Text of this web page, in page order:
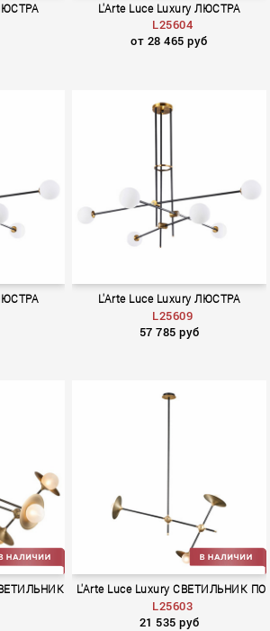
L'Arte Luce Luxury ЛЮСТРА
L25604
от 28 465 руб
L'Arte Luce Luxury ЛЮСТРА
L25609
57 785 руб
СВЕТИЛЬНИК ПОДВЕСНОЙL'Arte Luce Luxury СВЕТИЛЬНИК
L25603
21 535 руб